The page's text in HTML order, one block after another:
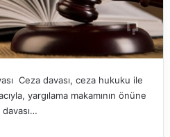
Ceza davası, ceza hukuku ile
yargılama makamının önüne